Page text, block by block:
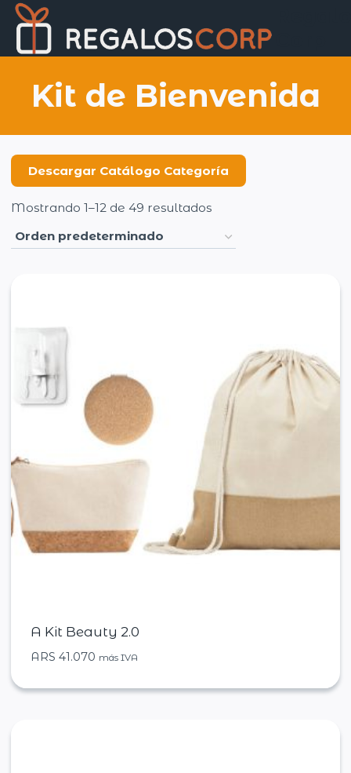
Saltar
contenido
Kit de Bienvenida
Descargar Catálogo Categoría
Mostrando 1–12 de 49 resultados
A Kit Beauty 2.0
ARS 41.070 más IVA